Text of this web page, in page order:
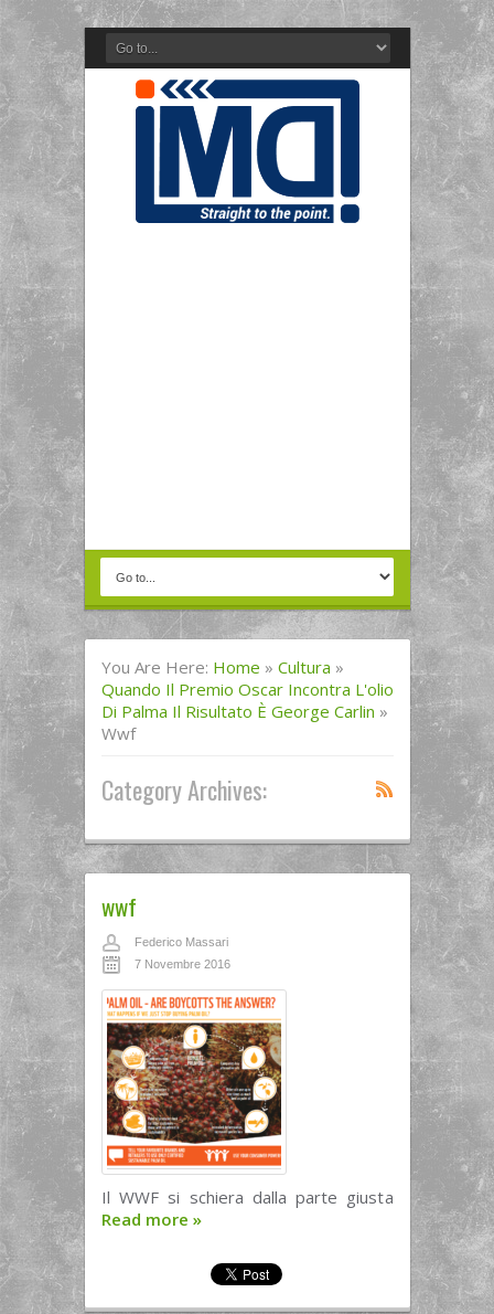
You Are Here: Home » Cultura »
Quando Il Premio Oscar Incontra L'olio
Di Palma Il Risultato È George Carlin »
Wwf
Category Archives:
wwf
Federico Massari
7 Novembre 2016
Il WWF si schiera dalla parte giusta
Read more »